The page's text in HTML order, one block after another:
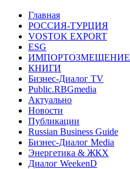
Главная
РОССИЯ-ТУРЦИЯ
VOSTOK EXPORT
ESG
ИМПОРТОЗМЕЩЕНИЕ
КНИГИ
Бизнес-Диалог TV
Public.RBGmedia
Актуально
Новости
Публикации
Russian Business Guide
Бизнес-Диалог Media
Энергетика & ЖКХ
Диалог WeekenD